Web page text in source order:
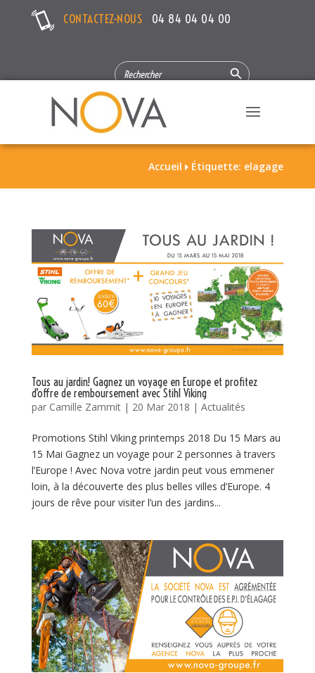
CONTACTEZ-NOUS 04 84 04 04 00
SEARCH
FOR:
Search Button
Accueil  Étiquette: elagage
Tous au jardin! Gagnez un voyage en Europe et profitez
d’offre de remboursement avec Stihl Viking
par Camille Zammit| 20 Mar 2018 | Actualités
Promotions Stihl Viking printemps 2018 Du 15 Mars au
15 Mai Gagnez un voyage pour 2 personnes à travers
l’Europe ! Avec Nova votre jardin peut vous emmener
loin, à la découverte des plus belles villes d’Europe. 4
jours de rêve pour visiter l’un des jardins...